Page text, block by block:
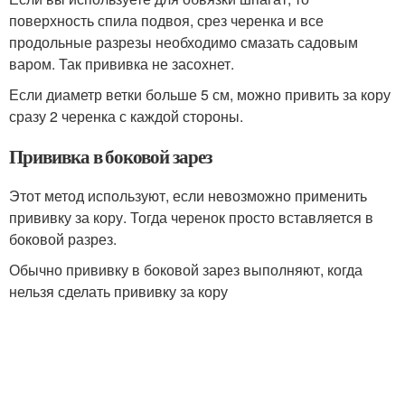
поверхность спила подвоя, срез черенка и все
продольные разрезы необходимо смазать садовым
варом. Так прививка не засохнет.
Если диаметр ветки больше 5 см, можно привить за кору
сразу 2 черенка с каждой стороны.
Прививка в боковой зарез
Этот метод используют, если невозможно применить
прививку за кору. Тогда черенок просто вставляется в
боковой разрез.
Обычно прививку в боковой зарез выполняют, когда
нельзя сделать прививку за кору